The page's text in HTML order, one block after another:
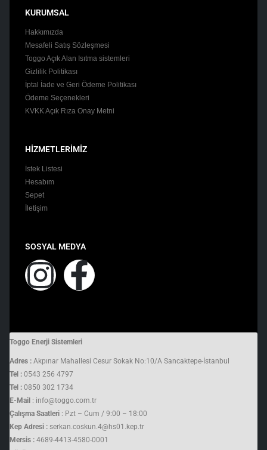
KURUMSAL
Hakkımızda
Mesafeli Satış Sözleşmesi
Toggo Açık Alan Isıtma sistemleri
Gizlilik Politikası
İptal İade ve Geri Ödeme Politikası
Ödeme Seçenekleri
KVKK Açık Rıza Onay Metni
HİZMETLERİMİZ
İstek Listesi
Hesabım
Sepet
İletişim
SOSYAL MEDYA
Toggo Enerji Sistemleri
Adres : Akpınar Mahallesi Cesur Sokak No:10/A Sancaktepe-İstanbul
Tel : 0543 256 4797
Tel : 0850 302 1734
E-Mail : info@toggo.com.tr
Çalışma Saatleri : Pzt – Cum / 9:00 – 18:00
Kep Adresi : serkan.coskun.4@hs01.kep.tr
Mersis : 4689-4413-4580-0001